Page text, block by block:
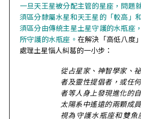
一旦天王星被分配主管的星座，問題
須區分隸屬水星和天王星的「較高」
須區分由傳統主星土星守護的水瓶座
所守護的水瓶座。 在解決「高低八度
處理土星惱人糾葛的一小步：
從占星家、神智學家、
者及靈性提倡者，或任
者等人身上發現進化的
太陽系中遙遠的兩顆成
視為守護水瓶座和雙